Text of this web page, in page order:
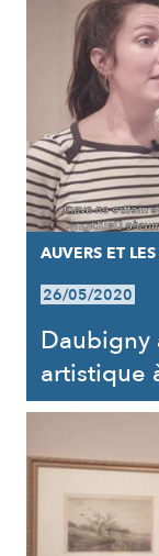
AUVERS ET
26/05/2020
Daubigny
artistique